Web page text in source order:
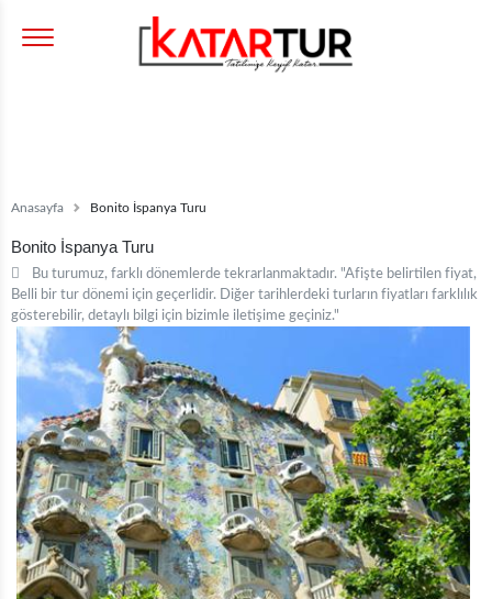
Anasayfa Bonito İspanya Turu
Bonito İspanya Turu
Bu turumuz, farklı dönemlerde tekrarlanmaktadır. "Afişte belirtilen fiyat,
Belli bir tur dönemi için geçerlidir. Diğer tarihlerdeki turların fiyatları farklılık
gösterebilir, detaylı bilgi için bizimle iletişime geçiniz."